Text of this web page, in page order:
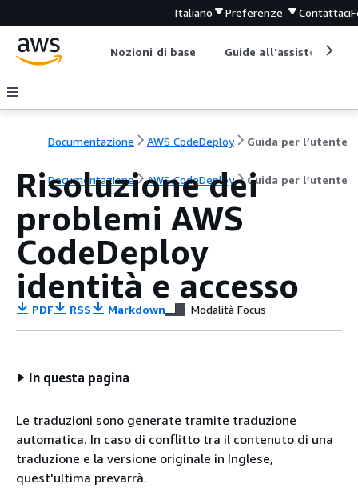
Italiano Preferenze Contattaci
Nozioni di base Guide all'assistenza
Documentazione AWS CodeDeploy Guida per l’utente
Documentazione AWS CodeDeploy Guida per l’utente
Risoluzione dei
problemi AWS
CodeDeploy
identità e accesso
PDF RSS Markdown Modalità Focus
In questa pagina
Le traduzioni sono generate tramite traduzione
automatica. In caso di conflitto tra il contenuto di una
traduzione e la versione originale in Inglese,
quest'ultima prevarrà.